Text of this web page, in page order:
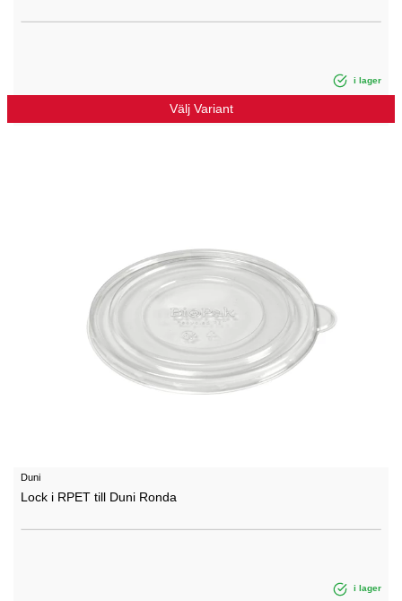
i lager
Välj Variant
Duni
Lock i RPET till Duni Ronda
i lager